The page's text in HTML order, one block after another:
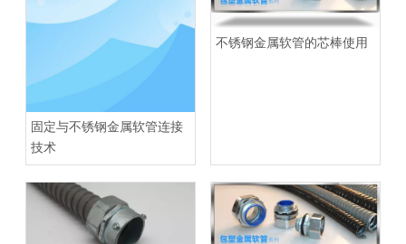
固定与不锈钢金属软管连接
技术
不锈钢金属软管的芯棒使用